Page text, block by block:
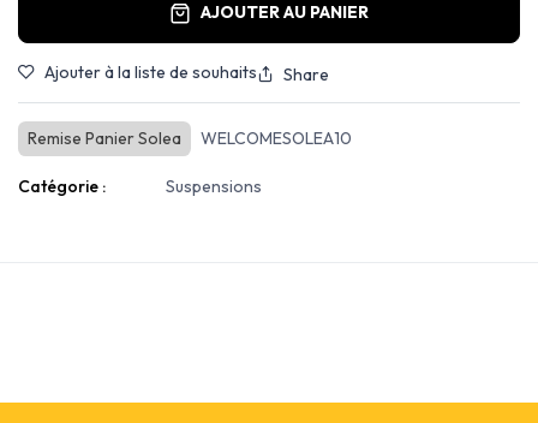
AJOUTER AU PANIER
Ajouter à la liste de souhaits Share
Remise Panier Solea WELCOMESOLEA10
Catégorie : Suspensions